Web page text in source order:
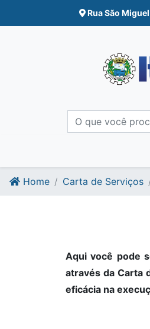
Ir para o conte�do
Ir para o fim do conte�do
Rua São
Home Carta de Serviços
Aqui você pode
através da Carta
eficácia na